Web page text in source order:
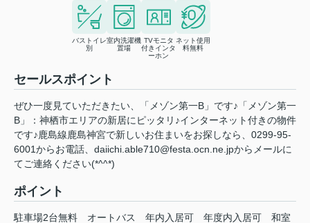
バストイレ
別
室内洗濯機
置場
TVモニタ
付きインタ
ーホン
ネット使用
料無料
セールスポイント
ぜひ一度見ていただきたい、「メゾン第一B」です♪「メゾン第一
B」：神栖市エリアの新居にピッタリ♪インターネット付きの物件
です♪鹿島線鹿島神宮で新しいお住まいをお探しなら、0299-95-
6001からお電話、daiichi.able710@festa.ocn.ne.jpからメールに
てご連絡ください(*^^*)
ポイント
駐車場2台無料 オートバス 年内入居可 年度内入居可 和室